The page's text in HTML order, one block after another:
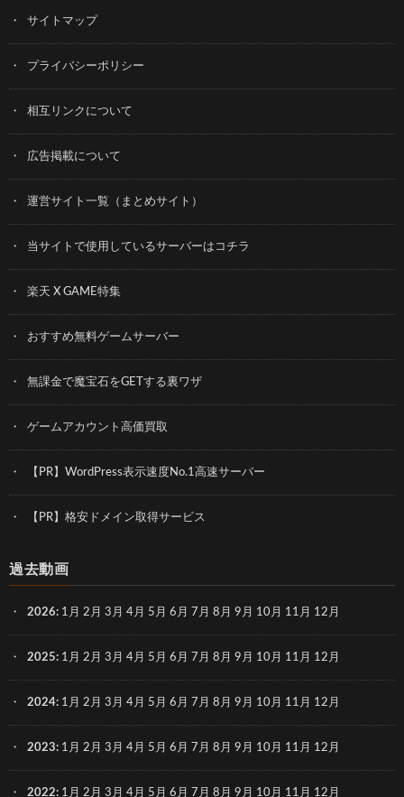
サイトマップ
プライバシーポリシー
相互リンクについて
広告掲載について
運営サイト一覧（まとめサイト）
当サイトで使用しているサーバーはコチラ
楽天 X GAME特集
おすすめ無料ゲームサーバー
無課金で魔宝石をGETする裏ワザ
ゲームアカウント高価買取
【PR】WordPress表示速度No.1高速サーバー
【PR】格安ドメイン取得サービス
過去動画
2026: 1月 2月 3月 4月 5月 6月 7月 8月 9月 10月 11月 12月
2025: 1月 2月 3月 4月 5月 6月 7月 8月 9月 10月 11月 12月
2024: 1月 2月 3月 4月 5月 6月 7月 8月 9月 10月 11月 12月
2023: 1月 2月 3月 4月 5月 6月 7月 8月 9月 10月 11月 12月
2022: 1月 2月 3月 4月 5月 6月 7月 8月 9月 10月 11月 12月